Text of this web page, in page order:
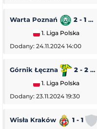
Warta Poznań 2 - 1
1. Liga Polska
Dodany: 24.11.2024 14:00
Górnik Łęczna 2 - 2
1. Liga Polska
Dodany: 23.11.2024 19:30
Wisła Kraków 1 - 1